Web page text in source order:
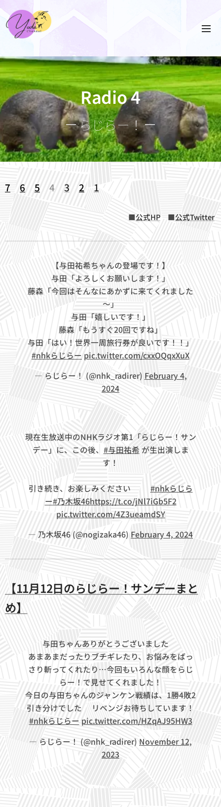
Radio 4
らじらー！
7 6 5 4 3 2 1
■公式HP ■公式Twitter
【与田祐希ちゃんの登場です！】
与田「よろしくお願いします！」
藤森「今回はそんなにあかずに来てくれました
～」
与田「嬉しいです！」
藤森「もうすぐ20回ですね」
与田「はい！世界一周旅行券が良いです！！」
#nhkらじらー pic.twitter.com/cxxOQqxXuX
— らじらー！ (@nhk_radirer) February 4,
2024
現在生放送中のNHKラジオ第1「らじらー！サン
デー」に、この後、 #与田祐希 が生出演しま
す！
引き続き、お楽しみください🌟🎵 #nhkらじら
ー#乃木坂46https://t.co/jNl7iGb5F2
pic.twitter.com/4Z3ueamdSY
— 乃木坂46 (@nogizaka46) February 4, 2024
【11月12日のらじらー！サンデーまと
め】
与田ちゃんありがとうございました✨
あまあまだったりブチギレたり、お悩みをばっ
さり斬ってくれたり…今回もいろんな顔をらじ
らー！で見せてくれました！
今日の与田ちゃんのジャンケン戦績は、1勝4敗2
引き分けでした🤣リベンジお待ちしています！
#nhkらじらー pic.twitter.com/HZqAJ95HW3
— らじらー！ (@nhk_radirer) November 12,
2023